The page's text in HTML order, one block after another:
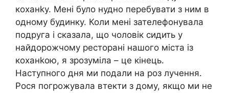
коханkу. Мені було нудно перебувати з ним в
одному будинку. Коли мені зателефонувала
подруга і сказала, що чоловік сидить у
найдорожчому ресторані нашого міста із
коханkою, я зрозуміла – це кінець.
Наступного дня ми подали на роз лучення.
Рося погрожувала втекти з дому, якщо ми не